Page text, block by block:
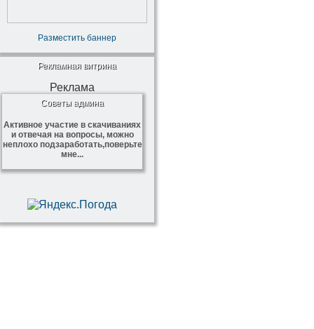
Разместить баннер
Рекламная витрина
Реклама
Советы админа
Активное участие в скачиваниях
и отвечая на вопросы, можно
неплохо подзаработать,поверьте
мне...